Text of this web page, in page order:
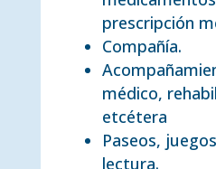
prescripción
Compañía.
médico,
etcétera
Paseos,
lectura.